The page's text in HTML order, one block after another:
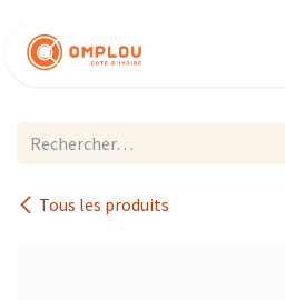
Tous les produits